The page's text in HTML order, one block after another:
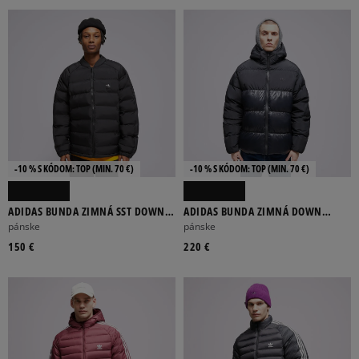
PÁPEROVÉ ZIMNÉ CEZ HLAVU NA ZIPS
FILTROVAŤ PRODUKTY
ODSTRÁNIŤ VYBRANÉ
-10 % S KÓDOM: TOP (MIN. 70 €)
ADIDAS BUNDA ZIMNÁ SST DOWN
JKT
pánske
150 €
-10 % S KÓDOM: TOP (MIN. 70 €)
ADIDAS BUNDA ZIMNÁ DOWN
REGEN ADIC
pánske
220 €